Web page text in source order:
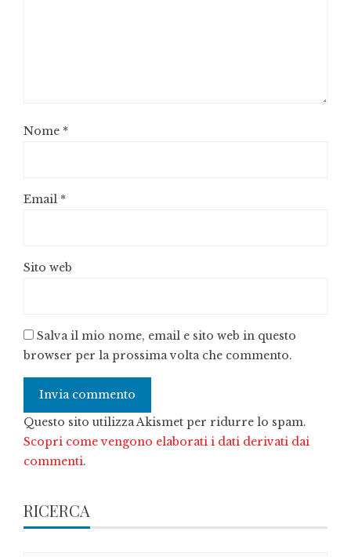
Nome *
Email *
Sito web
Salva il mio nome, email e sito web in questo
browser per la prossima volta che commento.
Questo sito utilizza Akismet per ridurre lo spam.
Scopri come vengono elaborati i dati derivati dai
commenti.
RICERCA